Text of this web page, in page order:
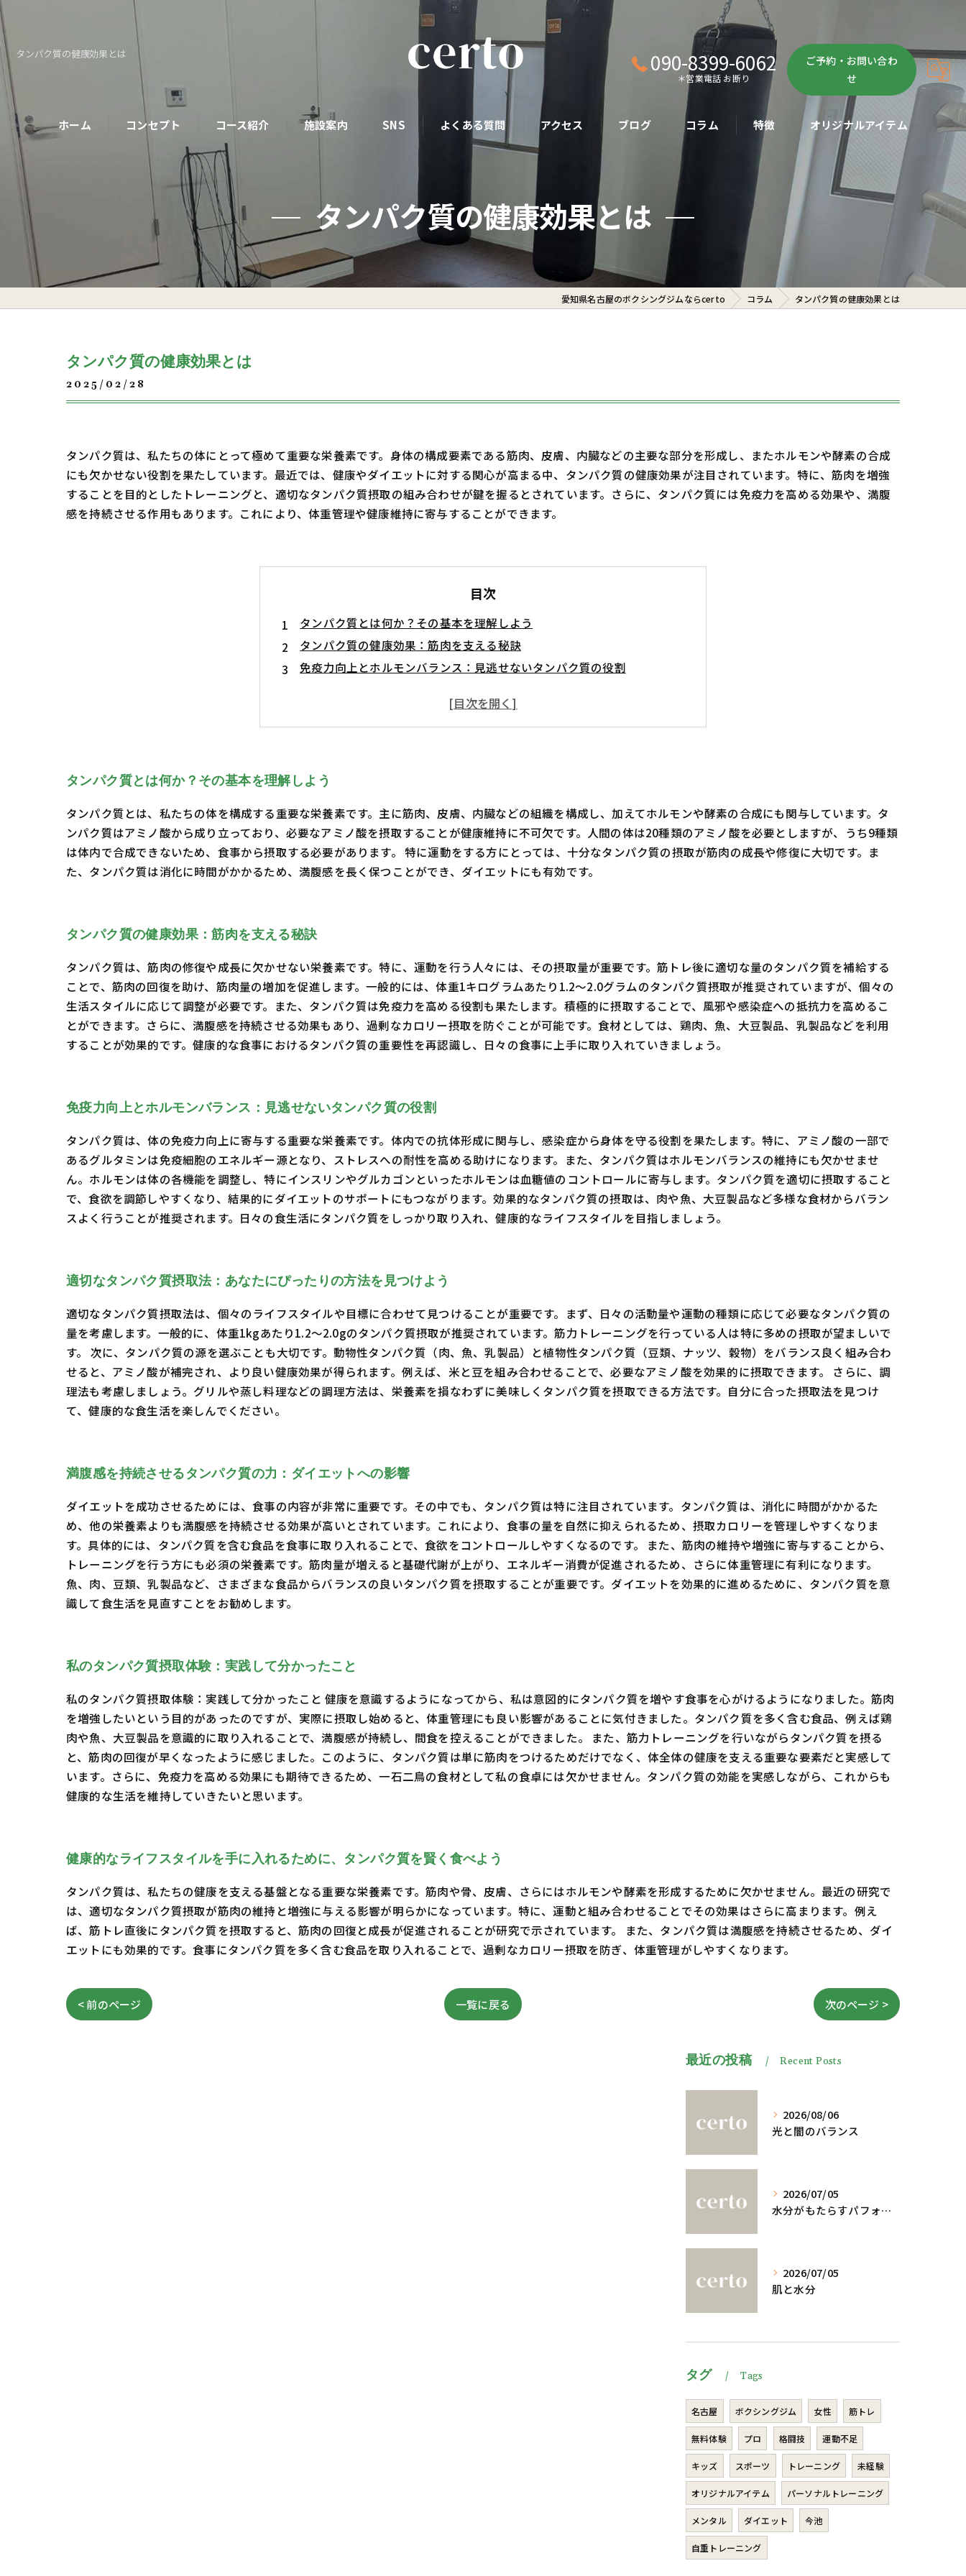
タンパク質の健康効果とは 090-8399-6062
＊営業電話 お断り
ご予約・お問い合わ
せ
ホーム コンセプト コース紹介
パーソナルコース
初めての方へ
施設案内 SNS よくある質問 アクセス ブログ コラム 特徴
ボクササイズ
パーソナル
ボディメイク
初心者
ダイエット
オリジナルアイテム
タンパク質の健康効果とは
愛知県名古屋のボクシングジムならcerto コラム タンパク質の健康効果とは
タンパク質の健康効果とは
2025/02/28
タンパク質は、私たちの体にとって極めて重要な栄養素です。身体の構成要素である筋肉、皮膚、内臓などの主要な部分を形成し、またホルモンや酵素の合成
にも欠かせない役割を果たしています。最近では、健康やダイエットに対する関心が高まる中、タンパク質の健康効果が注目されています。特に、筋肉を増強
することを目的としたトレーニングと、適切なタンパク質摂取の組み合わせが鍵を握るとされています。さらに、タンパク質には免疫力を高める効果や、満腹
感を持続させる作用もあります。これにより、体重管理や健康維持に寄与することができます。
目次
タンパク質とは何か？その基本を理解しよう
タンパク質の健康効果：筋肉を支える秘訣
免疫力向上とホルモンバランス：見逃せないタンパク質の役割
満腹感を持続させるタンパク質の力：ダイエットへの影響
タンパク質とは何か？その基本を理解しよう
タンパク質とは、私たちの体を構成する重要な栄養素です。主に筋肉、皮膚、内臓などの組織を構成し、加えてホルモンや酵素の合成にも関与しています。タ
ンパク質はアミノ酸から成り立っており、必要なアミノ酸を摂取することが健康維持に不可欠です。人間の体は20種類のアミノ酸を必要としますが、うち9種類
は体内で合成できないため、食事から摂取する必要があります。 特に運動をする方にとっては、十分なタンパク質の摂取が筋肉の成長や修復に大切です。ま
た、タンパク質は消化に時間がかかるため、満腹感を長く保つことができ、ダイエットにも有効です。
タンパク質の健康効果：筋肉を支える秘訣
タンパク質は、筋肉の修復や成長に欠かせない栄養素です。特に、運動を行う人々には、その摂取量が重要です。筋トレ後に適切な量のタンパク質を補給する
ことで、筋肉の回復を助け、筋肉量の増加を促進します。一般的には、体重1キログラムあたり1.2〜2.0グラムのタンパク質摂取が推奨されていますが、個々の
生活スタイルに応じて調整が必要です。また、タンパク質は免疫力を高める役割も果たします。積極的に摂取することで、風邪や感染症への抵抗力を高めるこ
とができます。さらに、満腹感を持続させる効果もあり、過剰なカロリー摂取を防ぐことが可能です。食材としては、鶏肉、魚、大豆製品、乳製品などを利用
することが効果的です。健康的な食事におけるタンパク質の重要性を再認識し、日々の食事に上手に取り入れていきましょう。
免疫力向上とホルモンバランス：見逃せないタンパク質の役割
タンパク質は、体の免疫力向上に寄与する重要な栄養素です。体内での抗体形成に関与し、感染症から身体を守る役割を果たします。特に、アミノ酸の一部で
あるグルタミンは免疫細胞のエネルギー源となり、ストレスへの耐性を高める助けになります。また、タンパク質はホルモンバランスの維持にも欠かせませ
ん。ホルモンは体の各機能を調整し、特にインスリンやグルカゴンといったホルモンは血糖値のコントロールに寄与します。タンパク質を適切に摂取すること
で、食欲を調節しやすくなり、結果的にダイエットのサポートにもつながります。効果的なタンパク質の摂取は、肉や魚、大豆製品など多様な食材からバラン
スよく行うことが推奨されます。日々の食生活にタンパク質をしっかり取り入れ、健康的なライフスタイルを目指しましょう。
適切なタンパク質摂取法：あなたにぴったりの方法を見つけよう
適切なタンパク質摂取法は、個々のライフスタイルや目標に合わせて見つけることが重要です。まず、日々の活動量や運動の種類に応じて必要なタンパク質の
量を考慮します。一般的に、体重1kgあたり1.2～2.0gのタンパク質摂取が推奨されています。筋力トレーニングを行っている人は特に多めの摂取が望ましいで
す。 次に、タンパク質の源を選ぶことも大切です。動物性タンパク質（肉、魚、乳製品）と植物性タンパク質（豆類、ナッツ、穀物）をバランス良く組み合わ
せると、アミノ酸が補完され、より良い健康効果が得られます。例えば、米と豆を組み合わせることで、必要なアミノ酸を効果的に摂取できます。 さらに、調
理法も考慮しましょう。グリルや蒸し料理などの調理方法は、栄養素を損なわずに美味しくタンパク質を摂取できる方法です。自分に合った摂取法を見つけ
て、健康的な食生活を楽しんでください。
満腹感を持続させるタンパク質の力：ダイエットへの影響
ダイエットを成功させるためには、食事の内容が非常に重要です。その中でも、タンパク質は特に注目されています。タンパク質は、消化に時間がかかるた
め、他の栄養素よりも満腹感を持続させる効果が高いとされています。これにより、食事の量を自然に抑えられるため、摂取カロリーを管理しやすくなりま
す。具体的には、タンパク質を含む食品を食事に取り入れることで、食欲をコントロールしやすくなるのです。 また、筋肉の維持や増強に寄与することから、
トレーニングを行う方にも必須の栄養素です。筋肉量が増えると基礎代謝が上がり、エネルギー消費が促進されるため、さらに体重管理に有利になります。
魚、肉、豆類、乳製品など、さまざまな食品からバランスの良いタンパク質を摂取することが重要です。ダイエットを効果的に進めるために、タンパク質を意
識して食生活を見直すことをお勧めします。
私のタンパク質摂取体験：実践して分かったこと
私のタンパク質摂取体験：実践して分かったこと 健康を意識するようになってから、私は意図的にタンパク質を増やす食事を心がけるようになりました。筋肉
を増強したいという目的があったのですが、実際に摂取し始めると、体重管理にも良い影響があることに気付きました。タンパク質を多く含む食品、例えば鶏
肉や魚、大豆製品を意識的に取り入れることで、満腹感が持続し、間食を控えることができました。 また、筋力トレーニングを行いながらタンパク質を摂る
と、筋肉の回復が早くなったように感じました。このように、タンパク質は単に筋肉をつけるためだけでなく、体全体の健康を支える重要な要素だと実感して
います。さらに、免疫力を高める効果にも期待できるため、一石二鳥の食材として私の食卓には欠かせません。タンパク質の効能を実感しながら、これからも
健康的な生活を維持していきたいと思います。
健康的なライフスタイルを手に入れるために、タンパク質を賢く食べよう
タンパク質は、私たちの健康を支える基盤となる重要な栄養素です。筋肉や骨、皮膚、さらにはホルモンや酵素を形成するために欠かせません。最近の研究で
は、適切なタンパク質摂取が筋肉の維持と増強に与える影響が明らかになっています。特に、運動と組み合わせることでその効果はさらに高まります。例え
ば、筋トレ直後にタンパク質を摂取すると、筋肉の回復と成長が促進されることが研究で示されています。 また、タンパク質は満腹感を持続させるため、ダイ
エットにも効果的です。食事にタンパク質を多く含む食品を取り入れることで、過剰なカロリー摂取を防ぎ、体重管理がしやすくなります。
< 前のページ 一覧に戻る 次のページ >
最近の投稿 Recent Posts
2026/08/06
光と闇のバランス
2026/07/05
水分がもたらすパフォーマンスへの影響
2026/07/05
肌と水分
タグ Tags
名古屋 ボクシングジム 女性 筋トレ
無料体験 プロ 格闘技 運動不足
キッズ スポーツ トレーニング 未経験
オリジナルアイテム パーソナルトレーニング
メンタル ダイエット 今池
自重トレーニング